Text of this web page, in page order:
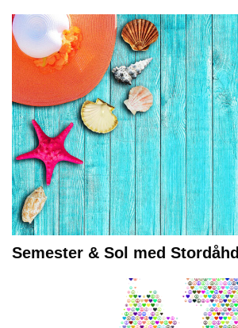
Semester & Sol med Stordåhd